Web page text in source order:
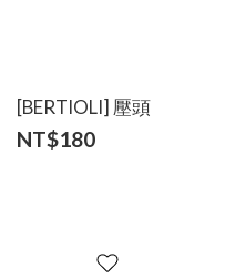
[BERTIOLI] 壓頭
NT$180